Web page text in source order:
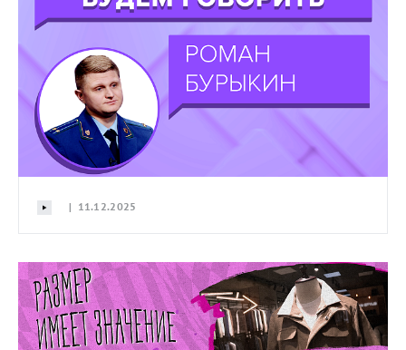
| 11.12.2025